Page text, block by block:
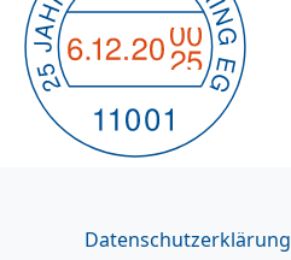
Datenschutzerklärung